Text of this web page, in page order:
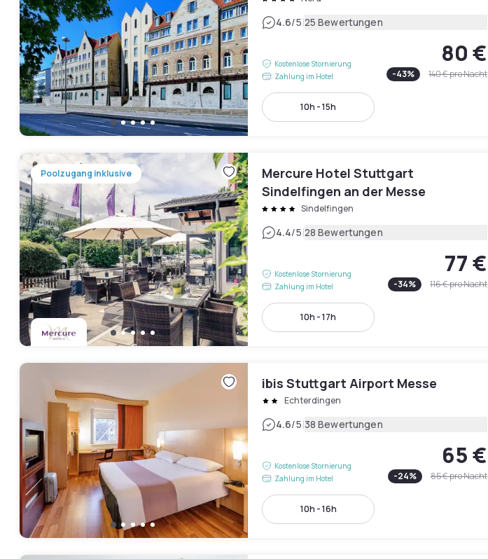
4.6/5|25 Bewertungen
Kostenlose Stornierung
Zahlung im Hotel
80 €
-43% 140 €pro Nacht
10h - 15h
Poolzugang inklusive
Mercure Hotel Stuttgart
Sindelfingen an der Messe
Sindelfingen
4.4/5|28 Bewertungen
Kostenlose Stornierung
Zahlung im Hotel
77 €
-34% 116 €pro Nacht
10h - 17h
ibis Stuttgart Airport Messe
Echterdingen
4.6/5|38 Bewertungen
Kostenlose Stornierung
Zahlung im Hotel
65 €
-24% 85 €pro Nacht
10h - 16h